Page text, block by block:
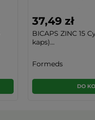
37,49 zł
BICAPS ZINC 15
kaps)...
Formeds
DO